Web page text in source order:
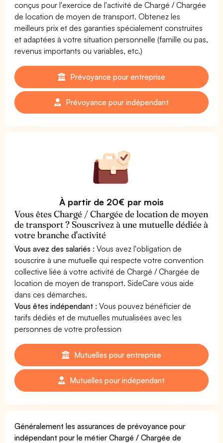
conçus pour l'exercice de l'activité de Chargé / Chargée
de location de moyen de transport. Obtenez les
meilleurs prix et des garanties spécialement construites
et adaptées à votre situation personnelle (famille ou pas,
revenus importants ou variables, etc.)
Prévoyance pour entreprise
Prévoyance pour indépendant
À partir de 20€ par mois
Vous êtes Chargé / Chargée de location de moyen
de transport ? Souscrivez à une mutuelle dédiée à
votre branche d'activité
Vous avez des salariés : Vous avez l'obligation de
souscrire à une mutuelle qui respecte votre convention
collective liée à votre activité de Chargé / Chargée de
location de moyen de transport. SideCare vous aide
dans ces démarches.
Vous êtes indépendant : Vous pouvez bénéficier de
tarifs dédiés et de mutuelles mutualisées avec les
personnes de votre profession
Mutuelles pour entreprise
Mutuelles pour indépendant
Généralement les assurances de prévoyance pour
indépendant pour le métier Chargé / Chargée de